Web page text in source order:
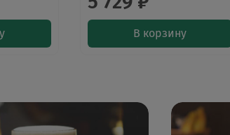
В корзину